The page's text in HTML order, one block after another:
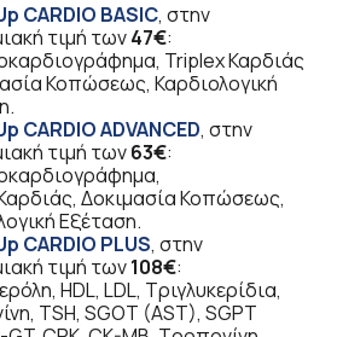
CARDIO BASIC, στην
τιμή των47€:
Triplex Καρδιάς
Κοπώσεως, Καρδιολογική
CARDIOADVANCED, στην
τιμή των63€:
Δοκιμασία Κοπώσεως,
Εξέταση.
CARDIO PLUS, στην
τιμή των108€:
HDL, LDL, Τριγλυκερίδια,
TSH, SGOT (AST), SGPT